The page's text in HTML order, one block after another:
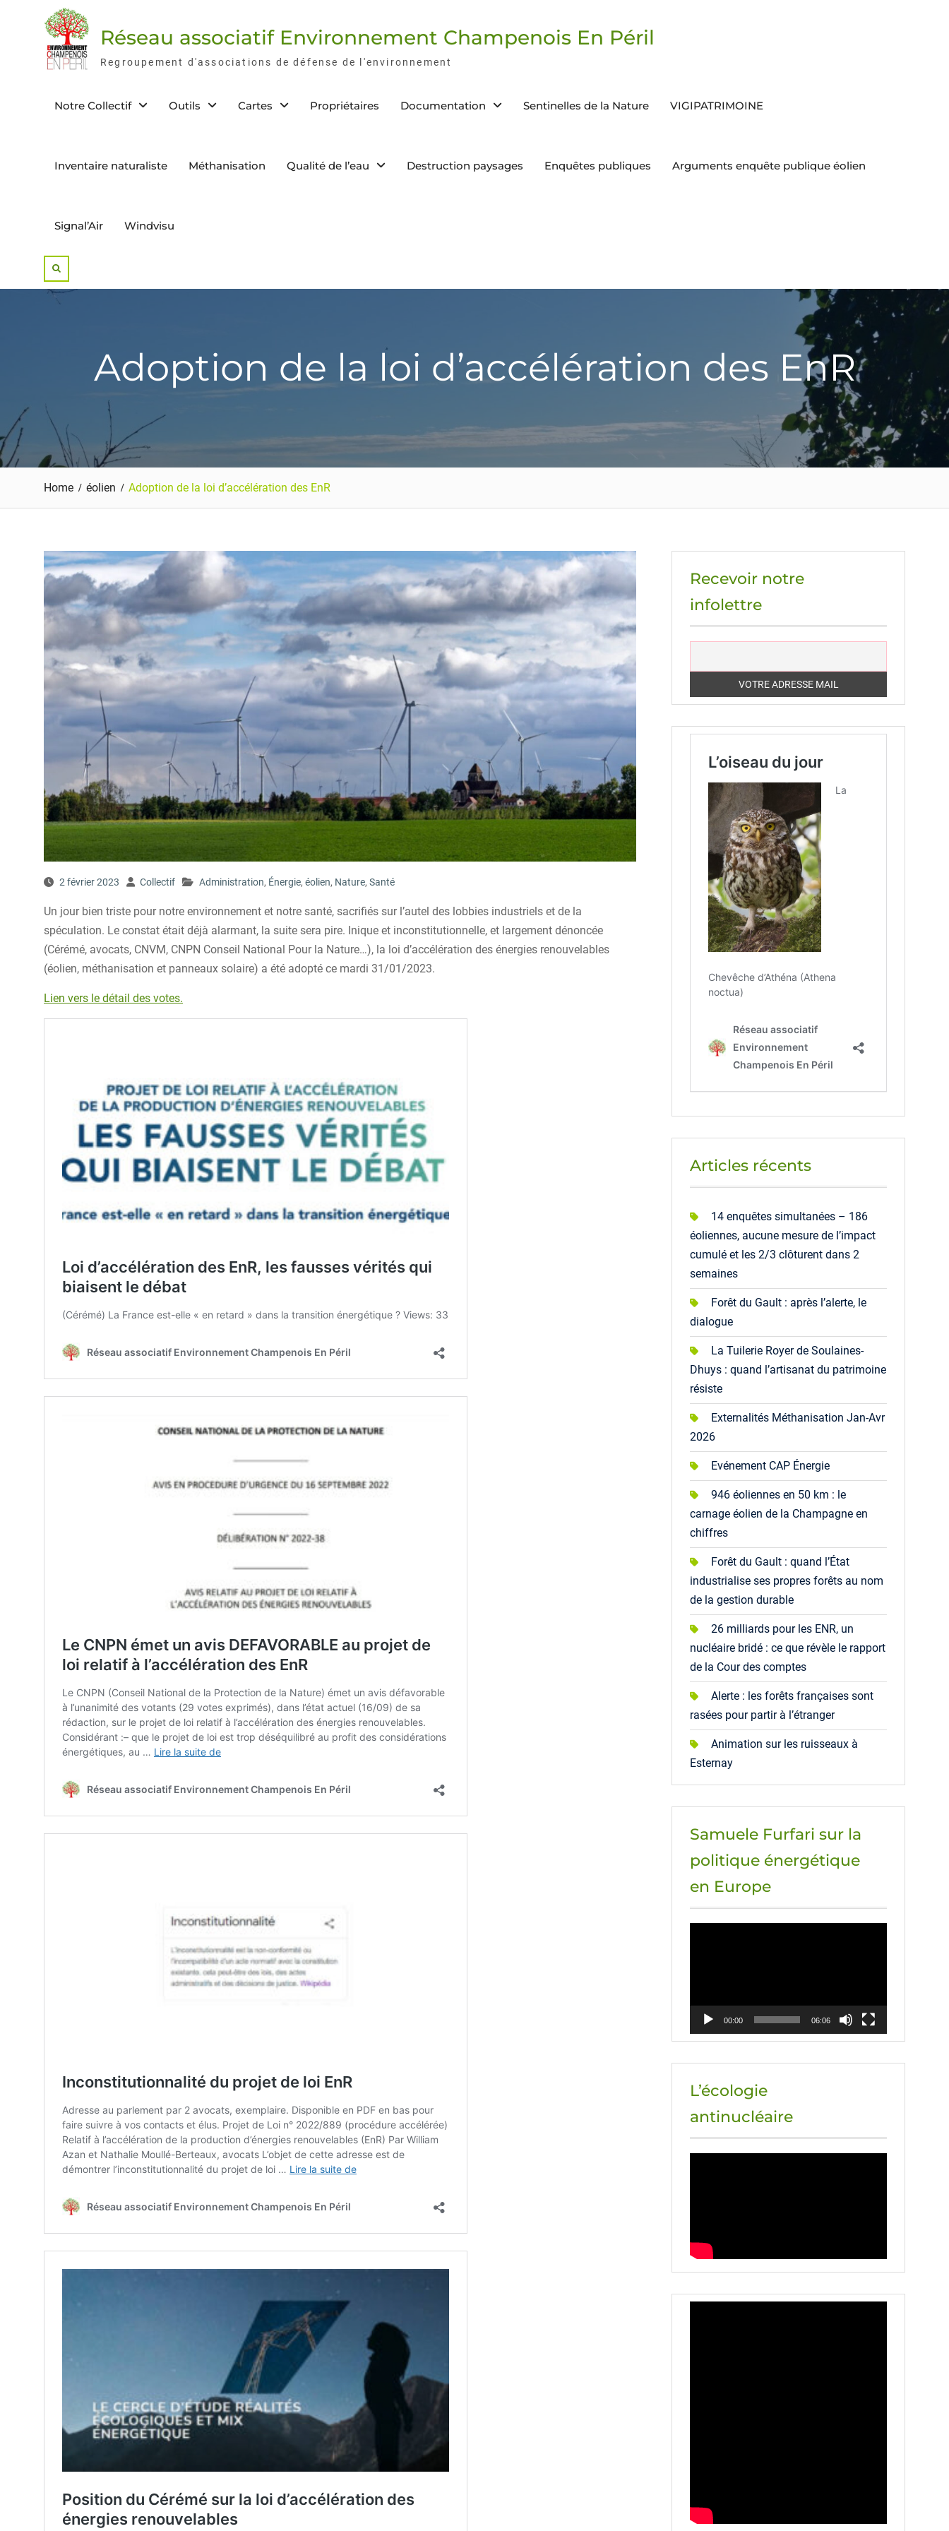
Réseau associatif Environnement Champenois En Péril
Regroupement d'associations de défense de l'environnement
Notre Collectif Outils Cartes Propriétaires Documentation Sentinelles de la Nature VIGIPATRIMOINE
Inventaire naturaliste Méthanisation Qualité de l’eau Destruction paysages Enquêtes publiques Arguments enquête publique éolien
Signal’Air Windvisu
Adoption de la loi d’accélération des EnR
Home éolien Adoption de la loi d’accélération des EnR
2 février 2023 Collectif Administration, Énergie, éolien, Nature, Santé
Un jour bien triste pour notre environnement et notre santé, sacrifiés sur l’autel des lobbies industriels et de la
spéculation. Le constat était déjà alarmant, la suite sera pire. Inique et inconstitutionnelle, et largement dénoncée
(Cérémé, avocats, CNVM, CNPN Conseil National Pour la Nature…), la loi d’accélération des énergies renouvelables
(éolien, méthanisation et panneaux solaire) a été adopté ce mardi 31/01/2023.
Lien vers le détail des votes.
Recevoir notre
infolettre
Articles récents
14 enquêtes simultanées – 186
éoliennes, aucune mesure de l’impact
cumulé et les 2/3 clôturent dans 2
semaines
Forêt du Gault : après l’alerte, le
dialogue
La Tuilerie Royer de Soulaines-
Dhuys : quand l’artisanat du patrimoine
résiste
Externalités Méthanisation Jan-Avr
2026
Evénement CAP Énergie
946 éoliennes en 50 km : le
carnage éolien de la Champagne en
chiffres
Forêt du Gault : quand l’État
industrialise ses propres forêts au nom
de la gestion durable
26 milliards pour les ENR, un
nucléaire bridé : ce que révèle le rapport
de la Cour des comptes
Alerte : les forêts françaises sont
rasées pour partir à l’étranger
Animation sur les ruisseaux à
Esternay
Samuele Furfari sur la
politique énergétique
en Europe
00:00 06:06
L’écologie
antinucléaire